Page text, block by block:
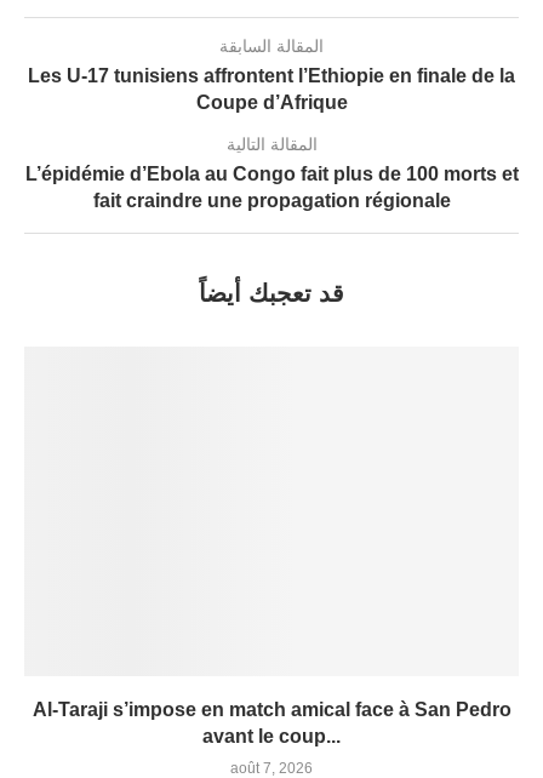
المقالة السابقة
Les U-17 tunisiens affrontent l’Ethiopie en finale de la
Coupe d’Afrique
المقالة التالية
L’épidémie d’Ebola au Congo fait plus de 100 morts et
fait craindre une propagation régionale
قد تعجبك أيضاً
Al-Taraji s’impose en match amical face à San Pedro
avant le coup...
août 7, 2026